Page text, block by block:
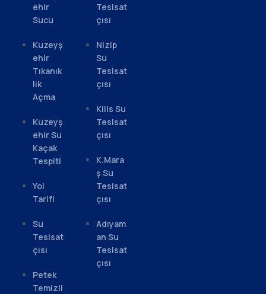
ehir
Sucu
Kuzeyş
ehir
Tıkanık
lık
Açma
Kuzeyş
ehir Su
Kaçak
Tespiti
Yol
Tarifi
Su
Tesisat
çısı
Petek
Temizli
Tesisat
çısı
Nizip
Su
Tesisat
çısı
Kilis Su
Tesisat
çısı
K.Mara
ş Su
Tesisat
çısı
Adıyam
an Su
Tesisat
çısı